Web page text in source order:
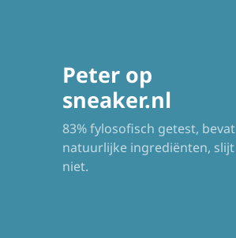
Peter op
sneaker.nl
83% fylosofisch getest, bevat
natuurlijke ingrediënten, slijt
niet.